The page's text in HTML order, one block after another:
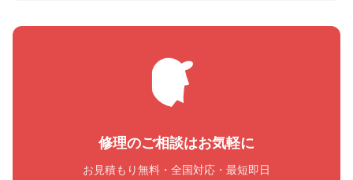
修理のご相談はお気軽に
お見積もり無料・全国対応・最短即日